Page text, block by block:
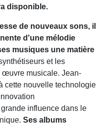
disponible.
de nouveaux sons, il
d'une mélodie
musiques une matière
et les
œuvre musicale. Jean-
cette nouvelle technologie
influence dans le
Ses albums